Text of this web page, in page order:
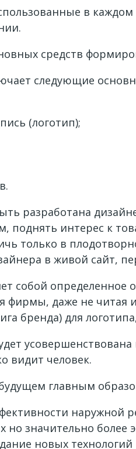
в
средств
следующие
(логотип);
разработана
интерес к
только в
в живой сайт,
собой определенное
фирмы, даже не
бренда) для
видит человек.
главным
наружной
но значительно
новых